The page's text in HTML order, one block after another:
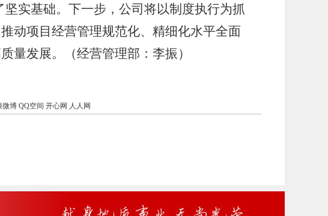
坚实基础。下一步，公司将以制度执行为抓
动项目经营管理规范化、精细化水平全面
量发展。 （经营管理部：李振）
微博 QQ空间 开心网 人人网